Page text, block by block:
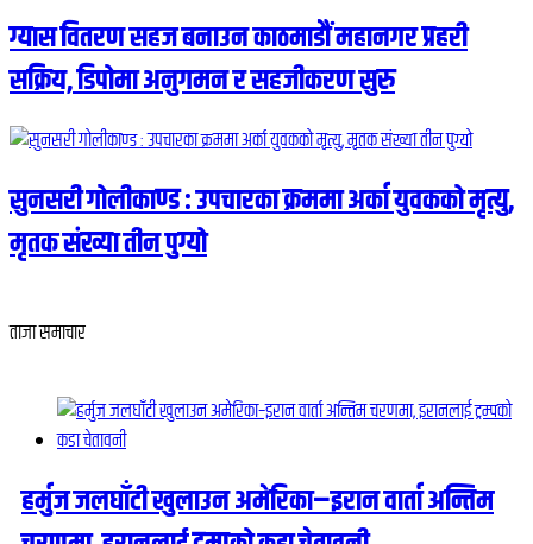
ग्यास वितरण सहज बनाउन काठमाडौं महानगर प्रहरी
सक्रिय, डिपोमा अनुगमन र सहजीकरण सुरु
सुनसरी गोलीकाण्ड : उपचारका क्रममा अर्का युवकको मृत्यु,
मृतक संख्या तीन पुग्यो
ताजा समाचार
हर्मुज जलघाँटी खुलाउन अमेरिका–इरान वार्ता अन्तिम